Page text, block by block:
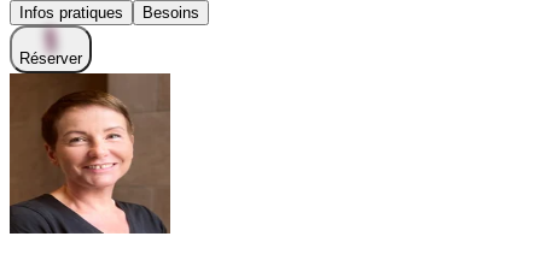
Infos pratiques Besoins
Réserver